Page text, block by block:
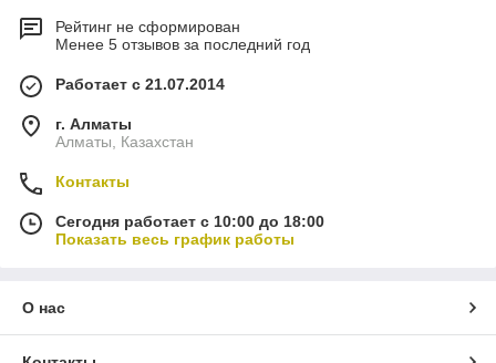
Рейтинг не сформирован
Менее 5 отзывов за последний год
Работает с 21.07.2014
г. Алматы
Алматы, Казахстан
Контакты
Сегодня работает с 10:00 до 18:00
Показать весь график работы
О нас